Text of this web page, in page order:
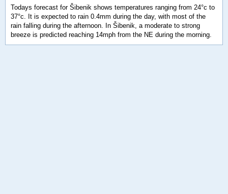
Todays forecast for Šibenik shows temperatures ranging from 24°c to
37°c. It is expected to rain 0.4mm during the day, with most of the
rain falling during the afternoon. In Šibenik, a moderate to strong
breeze is predicted reaching 14mph from the NE during the morning.